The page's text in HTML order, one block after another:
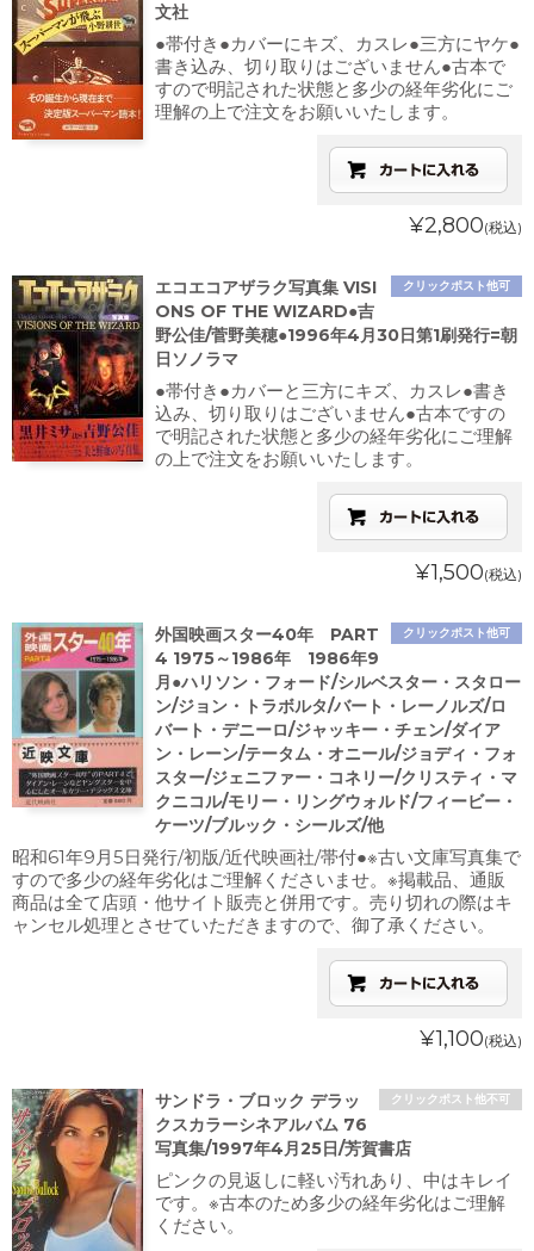
文社
●帯付き●カバーにキズ、カスレ●三方にヤケ●
書き込み、切り取りはございません●古本で
すので明記された状態と多少の経年劣化にご
理解の上で注文をお願いいたします。
¥2,800(税込)
クリックポスト他可
エコエコアザラク写真集 VISI
ONS OF THE WIZARD●吉
野公佳/菅野美穂●1996年4月30日第1刷発行=朝
日ソノラマ
●帯付き●カバーと三方にキズ、カスレ●書き
込み、切り取りはございません●古本ですの
で明記された状態と多少の経年劣化にご理解
の上で注文をお願いいたします。
¥1,500(税込)
クリックポスト他可
外国映画スター40年 PART
4 1975～1986年 1986年9
月●ハリソン・フォード/シルベスター・スタロー
ン/ジョン・トラボルタ/バート・レーノルズ/ロ
バート・デニーロ/ジャッキー・チェン/ダイア
ン・レーン/テータム・オニール/ジョディ・フォ
スター/ジェニファー・コネリー/クリスティ・マ
クニコル/モリー・リングウォルド/フィービー・
ケーツ/ブルック・シールズ/他
昭和61年9月5日発行/初版/近代映画社/帯付●※古い文庫写真集で
すので多少の経年劣化はご理解くださいませ。※掲載品、通販
商品は全て店頭・他サイト販売と併用です。売り切れの際はキ
ャンセル処理とさせていただきますので、御了承ください。
¥1,100(税込)
クリックポスト他不可
サンドラ・ブロック デラッ
クスカラーシネアルバム 76
写真集/1997年4月25日/芳賀書店
ピンクの見返しに軽い汚れあり、中はキレイ
です。※古本のため多少の経年劣化はご理解
ください。